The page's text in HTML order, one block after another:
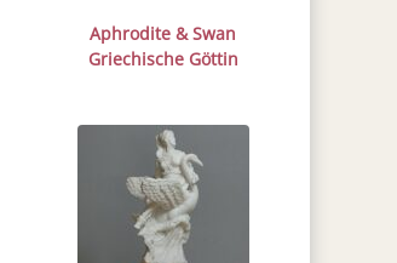
Aphrodite & Swan
Griechische Göttin